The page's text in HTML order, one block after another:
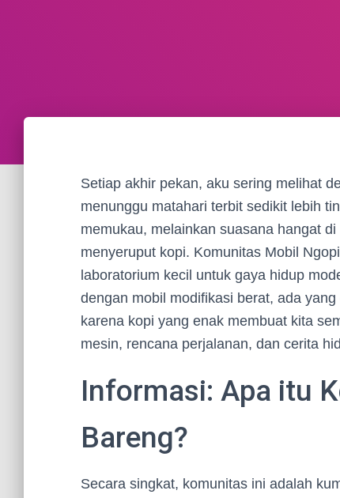
Setiap akhir pekan, aku sering melihat
menunggu matahari terbit sedikit lebih
memukau, melainkan suasana hangat
menyeruput kopi. Komunitas Mobil
laboratorium kecil untuk gaya hidup
dengan mobil modifikasi berat, ada
karena kopi yang enak membuat kita
mesin, rencana perjalanan, dan cerita
Informasi: Apa itu
Bareng?
Secara singkat, komunitas ini adalah